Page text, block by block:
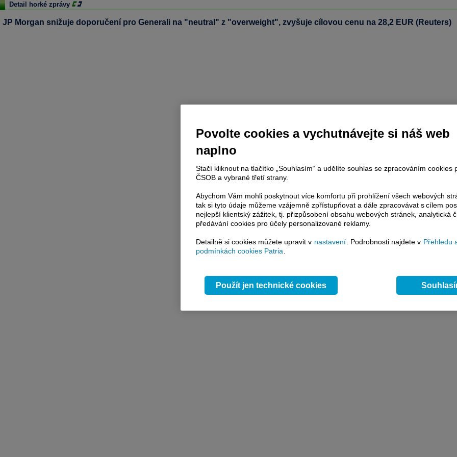
Detail horké zprávy
JP Morgan snižuje doporučení pro Generali na "neutral" z "overweight", zvyšuje cílovou cenu na 28,2 EUR (Reuters)
Povolte cookies a vychutnávejte si náš web
naplno
Stačí kliknout na tlačítko „Souhlasím“ a udělíte souhlas se zpracováním cookies
ČSOB a vybrané třetí strany.
Abychom Vám mohli poskytnout více komfortu při prohlížení všech webových
tak si tyto údaje můžeme vzájemně zpřístupňovat a dále zpracovávat s cílem
nejlepší klientský zážitek, tj. přizpůsobení obsahu webových stránek, analytická
předávání cookies pro účely personalizované reklamy.
Detailně si cookies můžete upravit v nastavení . Podrobnosti najdete v Přehledu
podmínkách cookies Patria
Použít jen technické cookies